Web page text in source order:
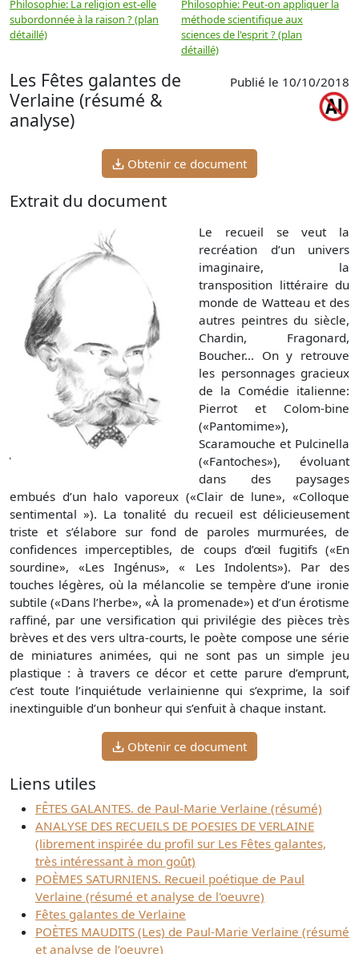
Philosophie: La religion est-elle
subordonnée à la raison ? (plan
détaillé)
Philosophie: Peut-on appliquer la
méthode scientifique aux
sciences de l'esprit ? (plan
détaillé)
Les Fêtes galantes de
Verlaine (résumé &
analyse)
Publié le 10/10/2018
Obtenir ce document
Extrait du document
Le recueil se veut la
recréation d’un univers
imaginaire, la
transposition littéraire du
monde de Watteau et des
autres peintres du siècle,
Chardin, Fragonard,
Boucher... On y retrouve
les personnages gracieux
de la Comédie italienne:
Pierrot et Colom-bine
(«Pantomime»),
Scaramouche et Pulcinella
(«Fantoches»), évoluant
dans des paysages
embués d’un halo vaporeux («Clair de lune», «Colloque
sentimental »). La tonalité du recueil est délicieusement
triste et s’élabore sur fond de paroles murmurées, de
confidences imperceptibles, de coups d’œil fugitifs («En
sourdine», «Les Ingénus», « Les Indolents»). Par des
touches légères, où la mélancolie se tempère d’une ironie
subtile («Dans l’herbe», «À la promenade») et d’un érotisme
raffiné, par une versification qui privilégie des pièces très
brèves et des vers ultra-courts, le poète compose une série
de miniatures animées, qui ne sont pas un simple jeu
plastique : à travers ce décor et cette parure d’emprunt,
c’est toute l’inquiétude verlainienne qui s’exprime, la soif
inextinguible d’un bonheur qui s’enfuit à chaque instant.
Obtenir ce document
Liens utiles
FÊTES GALANTES. de Paul-Marie Verlaine (résumé)
ANALYSE DES RECUEILS DE POESIES DE VERLAINE
(librement inspirée du profil sur Les Fêtes galantes,
très intéressant à mon goût)
POÈMES SATURNIENS. Recueil poétique de Paul
Verlaine (résumé et analyse de l'oeuvre)
Fêtes galantes de Verlaine
POÈTES MAUDITS (Les) de Paul-Marie Verlaine (résumé
et analyse de l’oeuvre)